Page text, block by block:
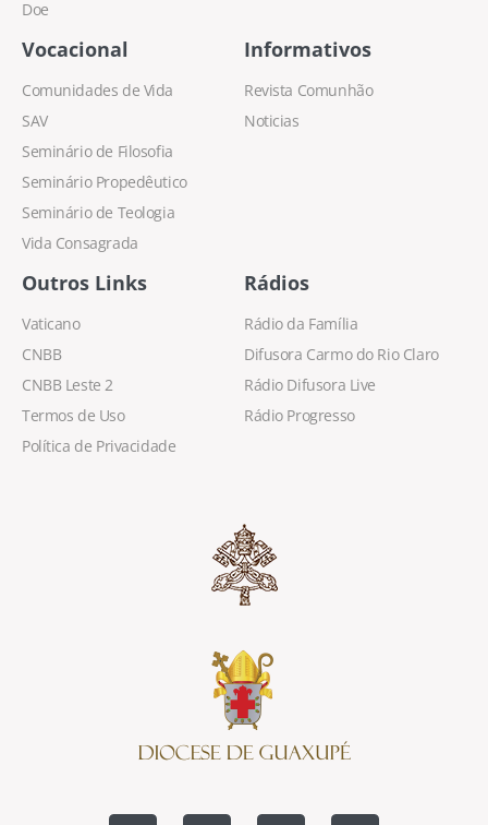
Doe
Vocacional
Comunidades de Vida
SAV
Seminário de Filosofia
Seminário Propedêutico
Seminário de Teologia
Vida Consagrada
Informativos
Revista Comunhão
Noticias
Outros Links
Vaticano
CNBB
CNBB Leste 2
Termos de Uso
Política de Privacidade
Rádios
Rádio da Família
Difusora Carmo do Rio Claro
Rádio Difusora Live
Rádio Progresso